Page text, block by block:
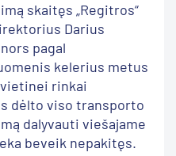
skaitęs „Regitros“
Darius
pagal
kelerius metus
rinkai
dėlto viso transporto
dalyvauti viešajame
beveik nepakitęs.